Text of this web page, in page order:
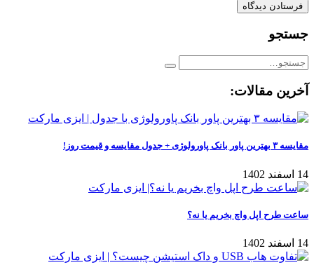
جستجو
آخرین مقالات:
مقایسه ۳ بهترین پاور بانک پاورولوژی + جدول مقایسه و قیمت روز!
14 اسفند 1402
ساعت طرح اپل واچ بخریم یا نه؟
14 اسفند 1402